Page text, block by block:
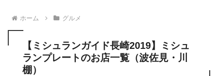
ホーム グルメ
【ミシュランガイド長崎2019】ミシュ
ランプレートのお店一覧（波佐見・川
棚）